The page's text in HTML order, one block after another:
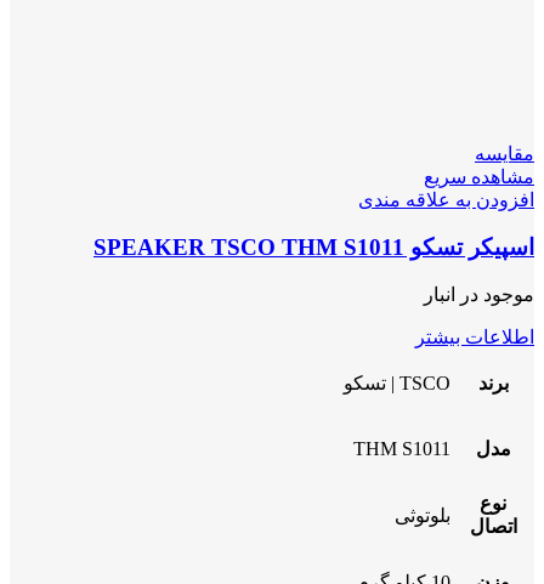
مقایسه
مشاهده سریع
افزودن به علاقه مندی
اسپیکر تسکو SPEAKER TSCO THM S1011
موجود در انبار
اطلاعات بیشتر
برند TSCO | تسکو
مدل THM S1011
نوع
اتصال
بلوتوثی